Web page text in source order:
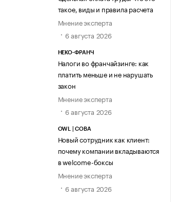
такое, виды и правила расчета
Мнение эксперта
6 августа 2026
НЕКО-ФРАНЧ
Налоги во франчайзинге: как
платить меньше и не нарушать
закон
Мнение эксперта
6 августа 2026
OWL | СОВА
Новый сотрудник как клиент:
почему компании вкладываются
в welcome-боксы
Мнение эксперта
6 августа 2026